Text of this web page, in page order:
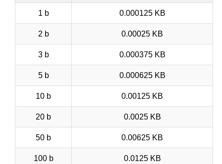
1 b 0.000125 KB
2 b 0.00025 KB
3 b 0.000375 KB
5 b 0.000625 KB
10 b 0.00125 KB
20 b 0.0025 KB
50 b 0.00625 KB
100 b 0.0125 KB